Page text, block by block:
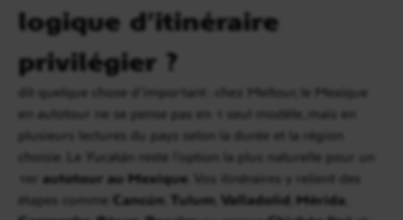
logique d’itinéraire
privilégier ?
dit quelque chose d’important : chez Meltour, le Mexique
en autotour ne se pense pas en 1 seul modèle, mais en
plusieurs lectures du pays selon la durée et la région
choisie. Le Yucatán reste l’option la plus naturelle pour un
1er autotour au Mexique . Vos itinéraires y relient des
étapes comme Cancún Tulum Valladolid Mérida